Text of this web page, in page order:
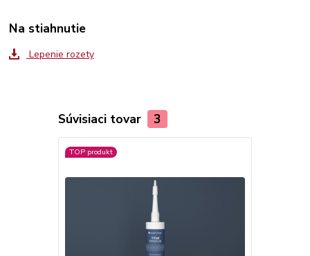
Na stiahnutie
Lepenie rozety
Súvisiaci tovar 3
TOP produkt